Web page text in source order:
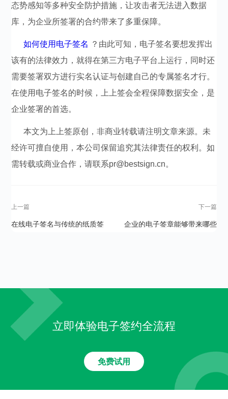
态势感知等多种安全防护措施，让攻击者无法进入数据
库，为企业所签署的合约带来了多重保障。
如何使用电子签名 ？由此可知，电子签名要想发挥出
该有的法律效力，就得在第三方电子平台上运行，同时还
需要签署双方进行实名认证与创建自己的专属签名才行。
在使用电子签名的时候，上上签会全程保障数据安全，是
企业签署的首选。
本文为上上签原创，非商业转载请注明文章来源。未
经许可擅自使用，本公司保留追究其法律责任的权利。如
需转载或商业合作，请联系pr@bestsign.cn。
上一篇
在线电子签名与传统的纸质签
下一篇
企业的电子签章能够带来哪些
立即体验电子签约全流程
免费试用